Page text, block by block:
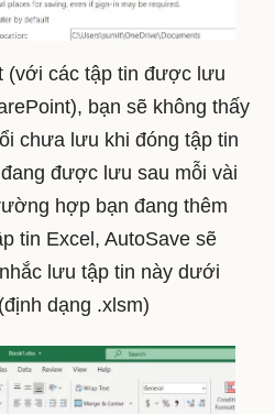
(với các tập tin được lưu
bạn sẽ không thấy
chưa lưu khi đóng tập tin
được lưu sau mỗi vài
hợp bạn đang thêm
tin Excel, AutoSave sẽ
lưu tập tin này dưới
dạng .xlsm)